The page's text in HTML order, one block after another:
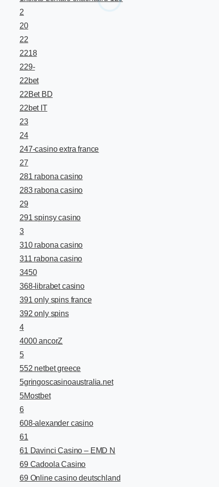
2
20
22
2218
229-
22bet
22Bet BD
22bet IT
23
24
247-casino extra france
27
281 rabona casino
283 rabona casino
29
291 spinsy casino
3
310 rabona casino
311 rabona casino
3450
368-librabet casino
391 only spins france
392 only spins
4
4000 ancorZ
5
552 netbet greece
5gringoscasinoaustralia.net
5Mostbet
6
608-alexander casino
61
61 Davinci Casino – EMD N
69 Cadoola Casino
69 Online casino deutschland